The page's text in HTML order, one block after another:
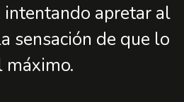
apretar al
sensación de que lo
máximo.